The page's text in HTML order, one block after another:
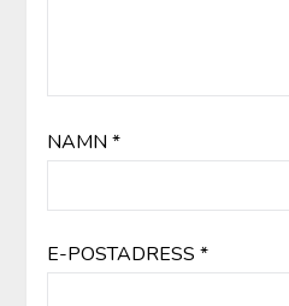
NAMN *
E-POSTADRESS *